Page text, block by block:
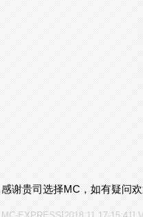
感谢贵司选择MC，如有疑问